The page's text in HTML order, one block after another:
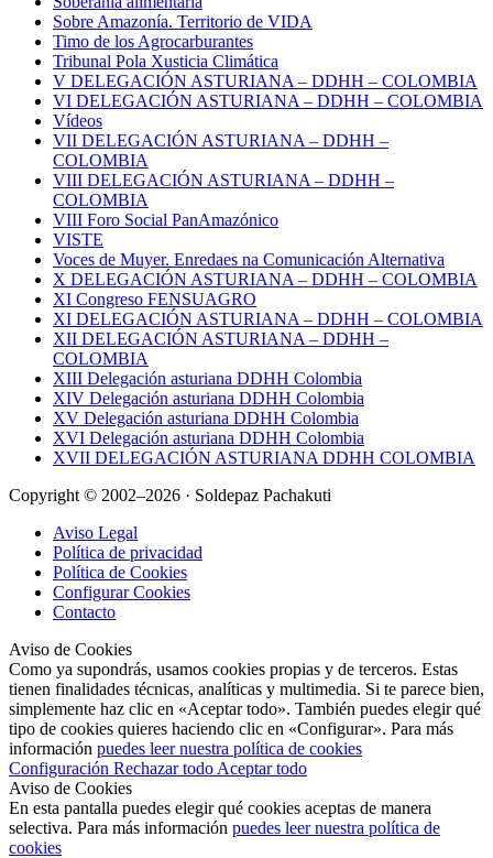
Sobre Amazonía. Territorio de VIDA
Timo de los Agrocarburantes
Tribunal Pola Xusticia Climática
V DELEGACIÓN ASTURIANA – DDHH – COLOMBIA
VI DELEGACIÓN ASTURIANA – DDHH – COLOMBIA
Vídeos
VII DELEGACIÓN ASTURIANA – DDHH –
COLOMBIA
VIII DELEGACIÓN ASTURIANA – DDHH –
COLOMBIA
VIII Foro Social PanAmazónico
VISTE
Voces de Muyer. Enredaes na Comunicación Alternativa
X DELEGACIÓN ASTURIANA – DDHH – COLOMBIA
XI Congreso FENSUAGRO
XI DELEGACIÓN ASTURIANA – DDHH – COLOMBIA
XII DELEGACIÓN ASTURIANA – DDHH –
COLOMBIA
XIII Delegación asturiana DDHH Colombia
XIV Delegación asturiana DDHH Colombia
XV Delegación asturiana DDHH Colombia
XVI Delegación asturiana DDHH Colombia
XVII DELEGACIÓN ASTURIANA DDHH COLOMBIA
Copyright © 2002–2026 · Soldepaz Pachakuti
Aviso Legal
Política de privacidad
Política de Cookies
Configurar Cookies
Contacto
Aviso de Cookies
Como ya supondrás, usamos cookies propias y de terceros. Estas
tienen finalidades técnicas, analíticas y multimedia. Si te parece bien,
simplemente haz clic en «Aceptar todo». También puedes elegir qué
tipo de cookies quieres haciendo clic en «Configurar». Para más
información puedes leer nuestra política de cookies
Configuración Rechazar todo Aceptar todo
Aviso de Cookies
En esta pantalla puedes elegir qué cookies aceptas de manera
selectiva. Para más información puedes leer nuestra política de
cookies